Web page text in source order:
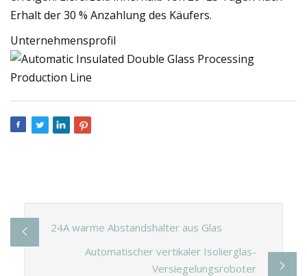
Erhalt der 30 % Anzahlung des Käufers.
Unternehmensprofil
24A warme Abstandshalter aus Glas
Automatischer vertikaler Isolierglas-
Versiegelungsroboter